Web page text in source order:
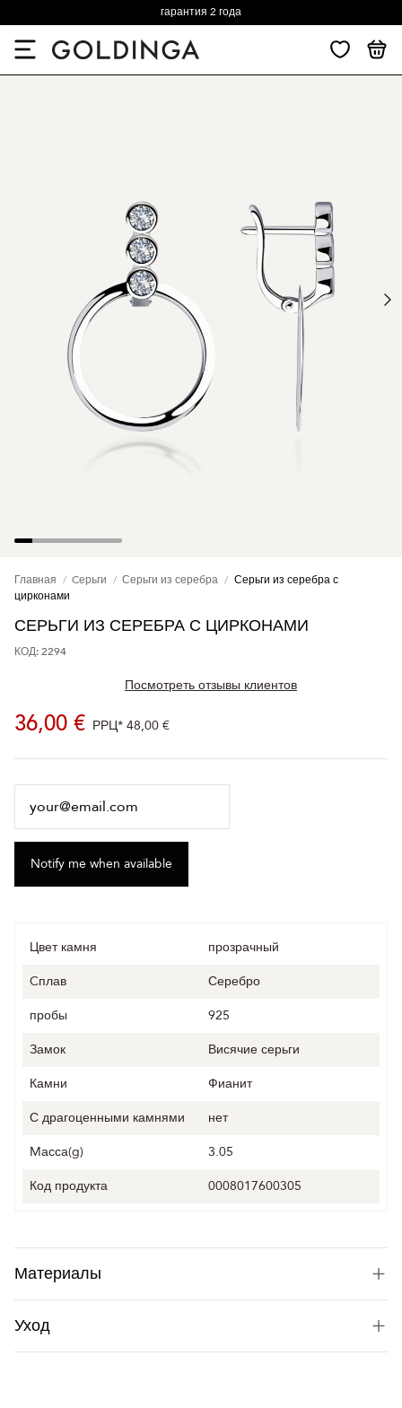
гарантия 2 года
Главная Cерьги Серьги из серебра
Серьги из серебра с
цирконами
СЕРЬГИ ИЗ СЕРЕБРА С ЦИРКОНАМИ
КОД: 2294
Посмотреть отзывы клиентов
36,00 € РРЦ* 48,00 €
Цвет камня
прозрачный
Cплав
Серебро
пробы
925
Замок
Висячие серьги
Камни
Фианит
С драгоценными камнями
нет
Mасса(g)
3.05
Код продукта
0008017600305
Материалы
Уход